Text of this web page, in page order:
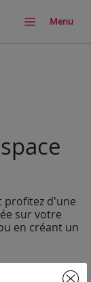
Menu
profitez d'une
sur votre
en créant un